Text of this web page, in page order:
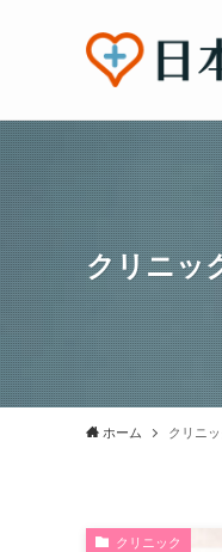
クリニッ
ホーム クリニ
クリニック